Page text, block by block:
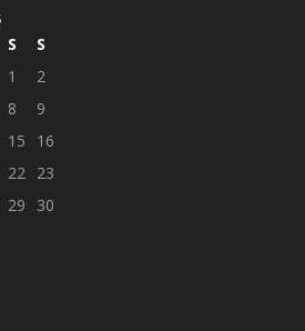
S
S
1
2
8
9
15
16
22
23
29
30